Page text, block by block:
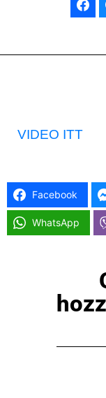
VIDEO ITT
Facebook
WhatsApp